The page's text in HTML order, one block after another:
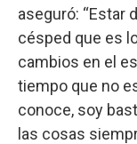
aseguró: “Estar
césped que es
cambios en el
tiempo que no
conoce, soy
las cosas